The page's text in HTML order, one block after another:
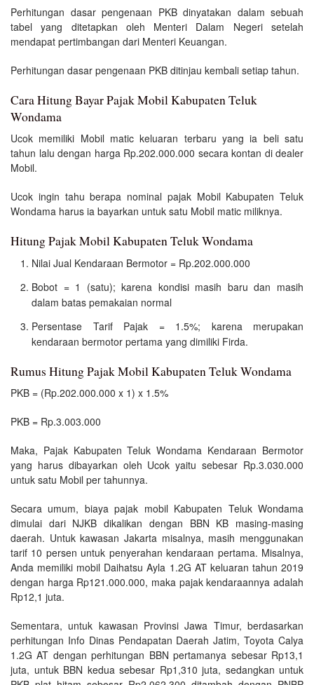
Perhitungan dasar pengenaan PKB dinyatakan dalam sebuah
tabel yang ditetapkan oleh Menteri Dalam Negeri setelah
mendapat pertimbangan dari Menteri Keuangan.
Perhitungan dasar pengenaan PKB ditinjau kembali setiap tahun.
Cara Hitung Bayar Pajak Mobil Kabupaten Teluk
Wondama
Ucok memiliki Mobil matic keluaran terbaru yang ia beli satu
tahun lalu dengan harga Rp.202.000.000 secara kontan di dealer
Mobil.
Ucok ingin tahu berapa nominal pajak Mobil Kabupaten Teluk
Wondama harus ia bayarkan untuk satu Mobil matic miliknya.
Hitung Pajak Mobil Kabupaten Teluk Wondama
Nilai Jual Kendaraan Bermotor = Rp.202.000.000
Bobot = 1 (satu); karena kondisi masih baru dan masih
dalam batas pemakaian normal
Persentase Tarif Pajak = 1.5%; karena merupakan
kendaraan bermotor pertama yang dimiliki Firda.
Rumus Hitung Pajak Mobil Kabupaten Teluk Wondama
PKB = (Rp.202.000.000 x 1) x 1.5%
PKB = Rp.3.003.000
Maka, Pajak Kabupaten Teluk Wondama Kendaraan Bermotor
yang harus dibayarkan oleh Ucok yaitu sebesar Rp.3.030.000
untuk satu Mobil per tahunnya.
Secara umum, biaya pajak mobil Kabupaten Teluk Wondama
dimulai dari NJKB dikalikan dengan BBN KB masing-masing
daerah. Untuk kawasan Jakarta misalnya, masih menggunakan
tarif 10 persen untuk penyerahan kendaraan pertama. Misalnya,
Anda memiliki mobil Daihatsu Ayla 1.2G AT keluaran tahun 2019
dengan harga Rp121.000.000, maka pajak kendaraannya adalah
Rp12,1 juta.
Sementara, untuk kawasan Provinsi Jawa Timur, berdasarkan
perhitungan Info Dinas Pendapatan Daerah Jatim, Toyota Calya
1.2G AT dengan perhitungan BBN pertamanya sebesar Rp13,1
juta, untuk BBN kedua sebesar Rp1,310 juta, sedangkan untuk